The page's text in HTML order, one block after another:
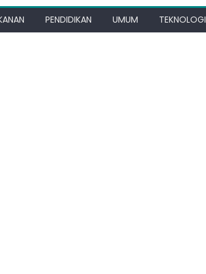
PENDIDIKAN UMUM TEKNOLOGI